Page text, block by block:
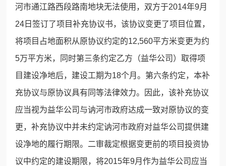
河市通江路西段路南地块无法使用，双方于2014年9月
24日签订了项目补充协议书，该协议变更了项目位置，
将项目占地面积从原协议约定的12,560平方米变更为约
5万平方米，同时第三条约定乙方（益华公司）取得项
目建设净地后，建设工期为18个月。第六条约定，本补
充协议与原协议具有同等法律效力。因此，该补充协议
应当视为益华公司与讷河市政府达成一致对原协议的变
更，补充协议中并未约定讷河市政府对益华公司提供建
设净地的履行期限。二审裁定根据变更前的项目投资协
议中约定的建设期限，将2015年9月作为益华公司应当